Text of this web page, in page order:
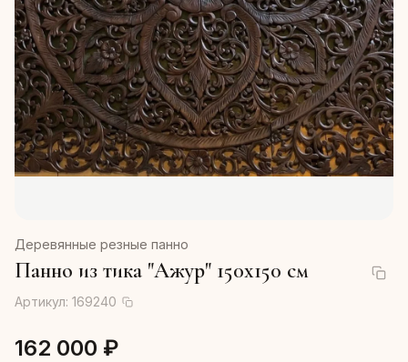
Деревянные резные панно
Панно из тика "Ажур" 150х150 см
Артикул: 169240
162 000 ₽